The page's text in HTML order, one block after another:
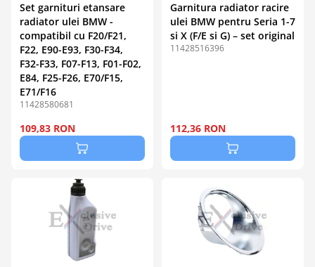
Set garnituri etansare
radiator ulei BMW -
compatibil cu F20/F21,
F22, E90-E93, F30-F34,
F32-F33, F07-F13, F01-F02,
E84, F25-F26, E70/F15,
E71/F16
11428580681
109,83 RON
Garnitura radiator racire
ulei BMW pentru Seria 1-7
si X (F/E si G) – set original
11428516396
112,36 RON